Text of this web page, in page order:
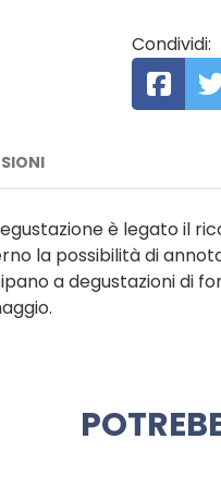
Condividi:
è legato il
la possibilità di
a degustazioni di